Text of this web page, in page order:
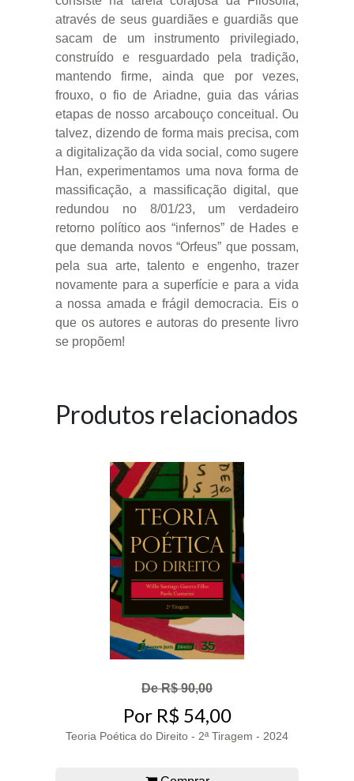
através de seus guardiães e guardiãs que
sacam de um instrumento privilegiado,
construído e resguardado pela tradição,
mantendo firme, ainda que por vezes,
frouxo, o fio de Ariadne, guia das várias
etapas de nosso arcabouço conceitual. Ou
talvez, dizendo de forma mais precisa, com
a digitalização da vida social, como sugere
Han, experimentamos uma nova forma de
massificação, a massificação digital, que
redundou no 8/01/23, um verdadeiro
retorno político aos “infernos” de Hades e
que demanda novos “Orfeus” que possam,
pela sua arte, talento e engenho, trazer
novamente para a superfície e para a vida
a nossa amada e frágil democracia. Eis o
que os autores e autoras do presente livro
se propõem!
Produtos relacionados
De R$ 90,00
Por R$ 54,00
Teoria Poética do Direito - 2ª Tiragem - 2024